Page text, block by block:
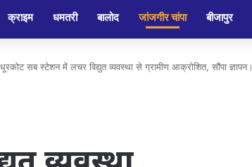
क्राइम धमतरी बालोद जांजगीर चांपा बीजापुर
धूरकोट सब स्टेशन में लचर विद्युत व्यवस्था से ग्रामीण आक्रोशित, सौंपा ज्ञापन।